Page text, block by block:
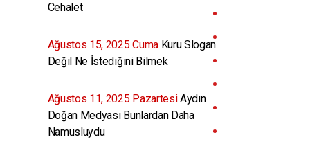
Cehalet
Ağustos 15, 2025 CumaKuru Slogan
Değil Ne İstediğini Bilmek
Ağustos 11, 2025 PazartesiAydın
Doğan Medyası Bunlardan Daha
Namusluydu